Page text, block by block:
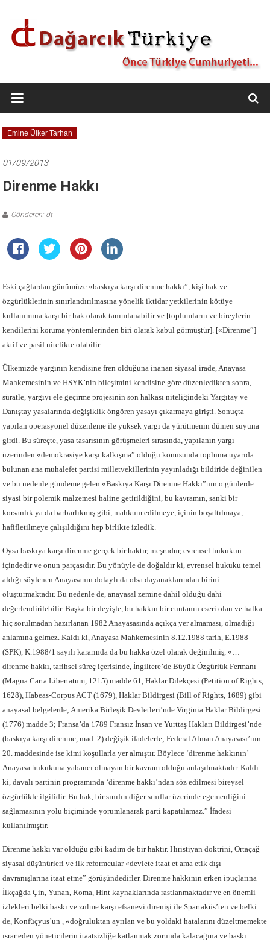
Dağarcık
Türkiye
Önce
Türkiye
Emine Ülker Tarhan
01/09/2013
Direnme Hakkı
Gönderen: dt
Eski çağlardan günümüze «baskıya karşı direnme hakkı”, kişi hak ve
özgürlüklerinin sınırlandırılmasına yönelik iktidar yetkilerinin kötüye
kullanımına karşı bir hak olarak tanımlanabilir ve [toplumların ve bireylerin
kendilerini koruma yöntemlerinden biri olarak kabul görmüştür]. [«Direnme”]
aktif ve pasif nitelikte olabilir.
Ülkemizde yargının kendisine fren olduğuna inanan siyasal irade, Anayasa
Mahkemesinin ve HSYK’nin bileşimini kendisine göre düzenledikten sonra,
süratle, yargıyı ele geçirme projesinin son halkası niteliğindeki Yargıtay ve
Danıştay yasalarında değişiklik öngören yasayı çıkarmaya girişti. Sonuçta
yapılan operasyonel düzenleme ile yüksek yargı da yürütmenin dümen suyuna
girdi. Bu süreçte, yasa tasarısının görüşmeleri sırasında, yapılanın yargı
üzerinden «demokrasiye karşı kalkışma” olduğu konusunda topluma uyarıda
bulunan ana muhalefet partisi milletvekillerinin yayınladığı bildiride değinilen
ve bu nedenle gündeme gelen «Baskıya Karşı Direnme Hakkı”nın o günlerde
siyasi bir polemik malzemesi haline getirildiğini, bu kavramın, sanki bir
korsanlık ya da barbarlıkmış gibi, mahkum edilmeye, içinin boşaltılmaya,
hafifletilmeye çalışıldığını hep birlikte izledik.
Oysa baskıya karşı direnme gerçek bir haktır, meşrudur, evrensel hukukun
içindedir ve onun parçasıdır. Bu yönüyle de doğaldır ki, evrensel hukuku temel
aldığı söylenen Anayasanın dolaylı da olsa dayanaklarından birini
oluşturmaktadır. Bu nedenle de, anayasal zemine dahil olduğu dahi
değerlendirilebilir. Başka bir deyişle, bu hakkın bir cuntanın eseri olan ve halka
hiç sorulmadan hazırlanan 1982 Anayasasında açıkça yer almaması, olmadığı
anlamına gelmez. Kaldı ki, Anayasa Mahkemesinin 8.12.1988 tarih, E.1988
(SPK), K.1988/1 sayılı kararında da bu hakka özel olarak değinilmiş, «…
direnme hakkı, tarihsel süreç içerisinde, İngiltere’de Büyük Özgürlük Fermanı
(Magna Carta Libertatum, 1215) madde 61, Haklar Dilekçesi (Petition of Rights,
1628), Habeas-Corpus ACT (1679), Haklar Bildirgesi (Bill of Rights, 1689) gibi
anayasal belgelerde; Amerika Birleşik Devletleri’nde Virginia Haklar Bildirgesi
(1776) madde 3; Fransa’da 1789 Fransız İnsan ve Yurttaş Hakları Bildirgesi’nde
(baskıya karşı direnme, mad. 2) değişik ifadelerle; Federal Alman Anayasası’nın
20. maddesinde ise kimi koşullarla yer almıştır. Böylece ‘direnme hakkının’
Anayasa hukukuna yabancı olmayan bir kavram olduğu anlaşılmaktadır. Kaldı
ki, davalı partinin programında ‘direnme hakkı’ndan söz edilmesi bireysel
özgürlükle ilgilidir. Bu hak, bir sınıfın diğer sınıflar üzerinde egemenliğini
sağlamasının yolu biçiminde yorumlanarak parti kapatılamaz.” İfadesi
kullanılmıştır.
Direnme hakkı var olduğu gibi kadim de bir haktır. Hıristiyan doktrini, Ortaçağ
siyasal düşünürleri ve ilk reformcular «devlete itaat et ama etik dışı
davranışlarına itaat etme” görüşündedirler. Direnme hakkının erken ipuçlarına
İlkçağda Çin, Yunan, Roma, Hint kaynaklarında rastlanmaktadır ve en önemli
izlekleri belki baskı ve zulme karşı efsanevi direnişi ile Spartaküs’ten ve belki
de, Konfüçyus’un , «doğruluktan ayrılan ve bu yoldaki hatalarını düzeltmemekte
ısrar eden yöneticilerin itaatsizliğe katlanmak zorunda kalacağına ve baskı